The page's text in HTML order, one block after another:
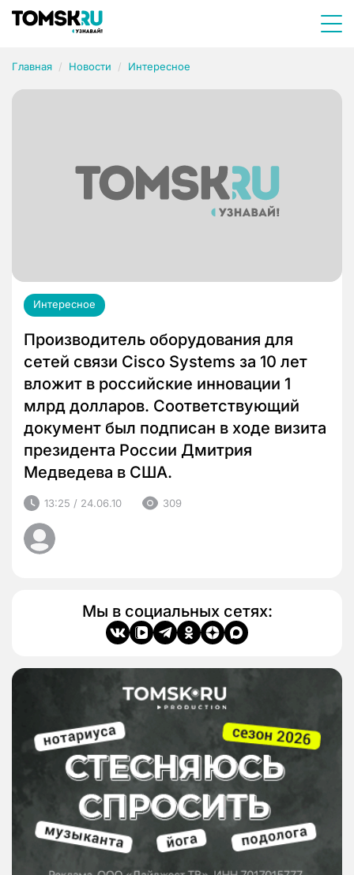
Главная Новости Интересное
Интересное
Производитель оборудования для
сетей связи Cisco Systems за 10 лет
вложит в российские инновации 1
млрд долларов. Соответствующий
документ был подписан в ходе визита
президента России Дмитрия
Медведева в США.
13:25 / 24.06.10 309
Мы в социальных сетях: